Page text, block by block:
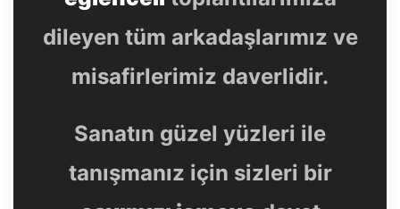
dileyen tüm arkadaşlarımız ve
misafirlerimiz daverlidir.
Sanatın güzel yüzleri ile
tanışmanız için sizleri bir